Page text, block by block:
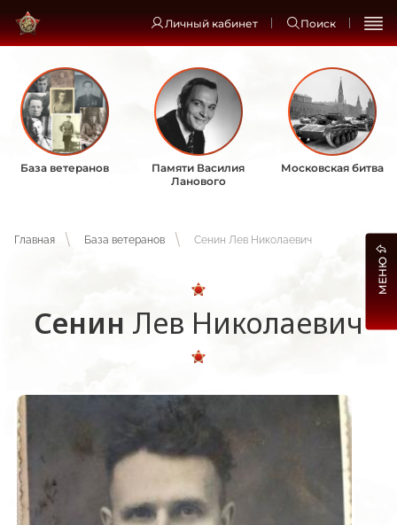
Личный кабинет Поиск
База ветеранов
Памяти Василия
Ланового
Московская битва
Главная База ветеранов Сенин Лев Николаевич
Сенин Лев Николаевич
МЕНЮ